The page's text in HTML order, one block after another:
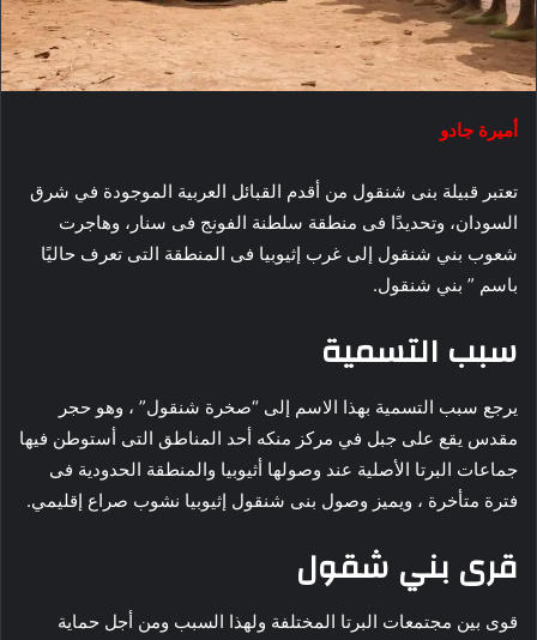
أميرة جادو
تعتبر قبيلة بنى شنقول من أقدم القبائل العربية الموجودة في شرق
السودان، وتحديدًا فى منطقة سلطنة الفونج فى سنار، وهاجرت
شعوب بني شنقول إلى غرب إثيوبيا فى المنطقة التى تعرف حاليًا
باسم ” بني شنقول.
سبب التسمية
يرجع سبب التسمية بهذا الاسم إلى “صخرة شنقول” ، وهو حجر
مقدس يقع على جبل في مركز منكه أحد المناطق التى أستوطن فيها
جماعات البرتا الأصلية عند وصولها أثيوبيا والمنطقة الحدودية فى
فترة متأخرة ، ويميز وصول بنى شنقول إثيوبيا نشوب صراع إقليمي.
قرى بني شقول
قوى بين مجتمعات البرتا المختلفة ولهذا السبب ومن أجل حماية